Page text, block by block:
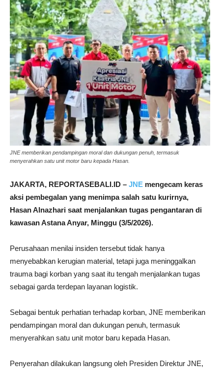
JNE memberikan pendampingan moral dan dukungan penuh, termasuk
menyerahkan satu unit motor baru kepada Hasan.
JAKARTA, REPORTASEBALI.ID – JNE mengecam keras
aksi pembegalan yang menimpa salah satu kurirnya,
Hasan Alnazhari saat menjalankan tugas pengantaran di
kawasanAstana Anyar, Minggu (3/5/2026).
Perusahaan menilai insiden tersebut tidak hanya
menyebabkan kerugian material, tetapi juga meninggalkan
trauma bagi korban yang saat itu tengah menjalankan tugas
sebagai garda terdepan layanan logistik.
Sebagai bentuk perhatian terhadap korban, JNE memberikan
pendampingan moral dan dukungan penuh, termasuk
menyerahkan satu unit motor baru kepada Hasan.
Penyerahan dilakukan langsung oleh Presiden Direktur JNE,